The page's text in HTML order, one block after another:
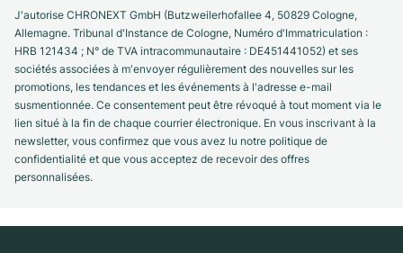
J'autorise CHRONEXT GmbH (Butzweilerhofallee 4, 50829 Cologne,
Allemagne. Tribunal d'Instance de Cologne, Numéro d'Immatriculation :
HRB 121434 ; N° de TVA intracommunautaire : DE451441052) et ses
sociétés associées à m'envoyer régulièrement des nouvelles sur les
promotions, les tendances et les événements à l'adresse e-mail
susmentionnée. Ce consentement peut être révoqué à tout moment via le
lien situé à la fin de chaque courrier électronique. En vous inscrivant à la
newsletter, vous confirmez que vous avez lu notre politique de
confidentialité et que vous acceptez de recevoir des offres
personnalisées.